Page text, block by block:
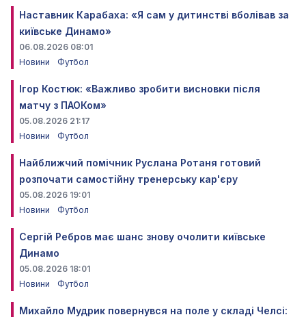
Наставник Карабаха: «Я сам у дитинстві вболівав за
київське Динамо»
06.08.2026 08:01
Новини
Футбол
Ігор Костюк: «Важливо зробити висновки після
матчу з ПАОКом»
05.08.2026 21:17
Новини
Футбол
Найближчий помічник Руслана Ротаня готовий
розпочати самостійну тренерську кар'єру
05.08.2026 19:01
Новини
Футбол
Сергій Ребров має шанс знову очолити київське
Динамо
05.08.2026 18:01
Новини
Футбол
Михайло Мудрик повернувся на поле у складі Челсі: